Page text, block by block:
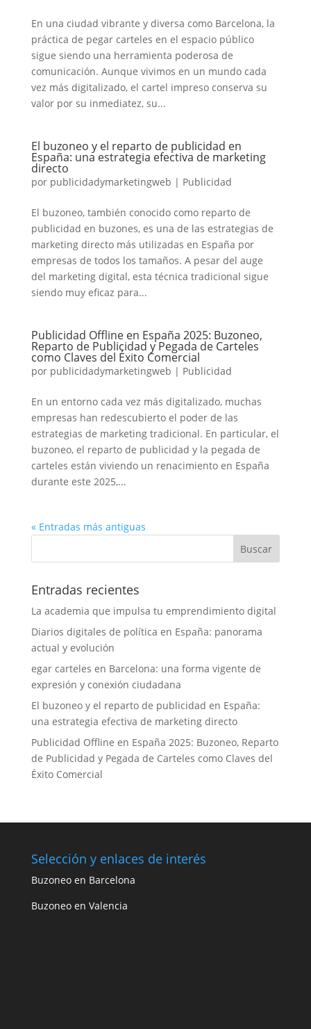
En una ciudad vibrante y diversa como Barcelona, la
práctica de pegar carteles en el espacio público
sigue siendo una herramienta poderosa de
comunicación. Aunque vivimos en un mundo cada
vez más digitalizado, el cartel impreso conserva su
valor por su inmediatez, su...
El buzoneo y el reparto de publicidad en
España: una estrategia efectiva de marketing
directo
por publicidadymarketingweb | Publicidad
El buzoneo, también conocido como reparto de
publicidad en buzones, es una de las estrategias de
marketing directo más utilizadas en España por
empresas de todos los tamaños. A pesar del auge
del marketing digital, esta técnica tradicional sigue
siendo muy eficaz para...
Publicidad Offline en España 2025: Buzoneo,
Reparto de Publicidad y Pegada de Carteles
como Claves del Éxito Comercial
por publicidadymarketingweb | Publicidad
En un entorno cada vez más digitalizado, muchas
empresas han redescubierto el poder de las
estrategias de marketing tradicional. En particular, el
buzoneo, el reparto de publicidad y la pegada de
carteles están viviendo un renacimiento en España
durante este 2025,...
« Entradas más antiguas
Entradas recientes
La academia que impulsa tu emprendimiento digital
Diarios digitales de política en España: panorama
actual y evolución
egar carteles en Barcelona: una forma vigente de
expresión y conexión ciudadana
El buzoneo y el reparto de publicidad en España:
una estrategia efectiva de marketing directo
Publicidad Offline en España 2025: Buzoneo, Reparto
de Publicidad y Pegada de Carteles como Claves del
Éxito Comercial
Selección y enlaces de interés
Buzoneo en Barcelona
Buzoneo en Valencia